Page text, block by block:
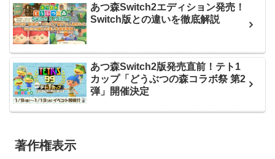
あつ森Switch2エディション発売！
Switch版との違いを徹底解説
あつ森Switch2版発売直前！テト1
カップ「どうぶつの森コラボ祭 第2
弾」開催決定
著作権表示